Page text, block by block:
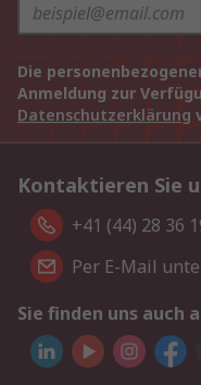
Die
Anmeldung zur
Datenschutzerklärung
Kontaktieren Sie
+41 (44) 28 36
Per E-Mail
Sie finden uns auch